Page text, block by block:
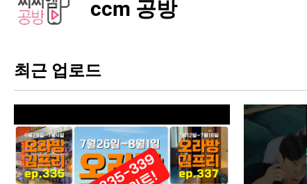
ccm 공방
최근 업로드